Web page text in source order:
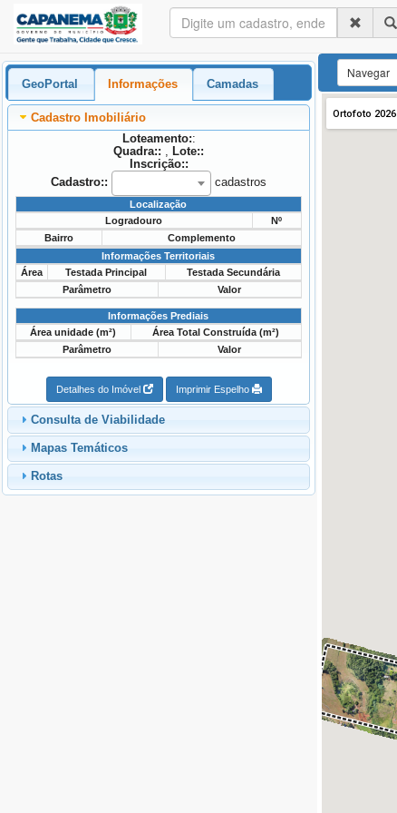
GeoPortal Informações Camadas
Cadastro Imobiliário
Loteamento::
Quadra:: , Lote::
Inscrição::
Cadastro::
cadastros
Localização
Logradouro
Nº
Bairro
Complemento
Informações Territoriais
Área
Testada Principal
Testada Secundária
Parâmetro
Valor
Informações Prediais
Área unidade (m²)
Área Total Construída (m²)
Parâmetro
Valor
Detalhes do Imóvel Imprimir Espelho
Consulta de Viabilidade
Mapas Temáticos
Rotas
Navegar
Ortofoto 2026